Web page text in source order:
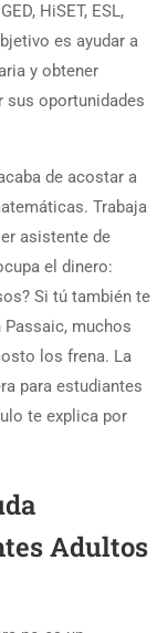
HiSET, ESL,
es ayudar a
y obtener
oportunidades
de acostar a
Trabaja
asistente de
el dinero:
Si tú también te
Passaic, muchos
los frena. La
para estudiantes
te explica por
Adultos